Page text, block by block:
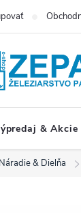
& Akcie
Náradie & Dielňa